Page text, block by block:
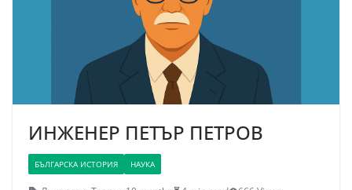
ИНЖЕНЕР ПЕТЪР ПЕТРОВ
БЪЛГАРСКА ИСТОРИЯ НАУКА